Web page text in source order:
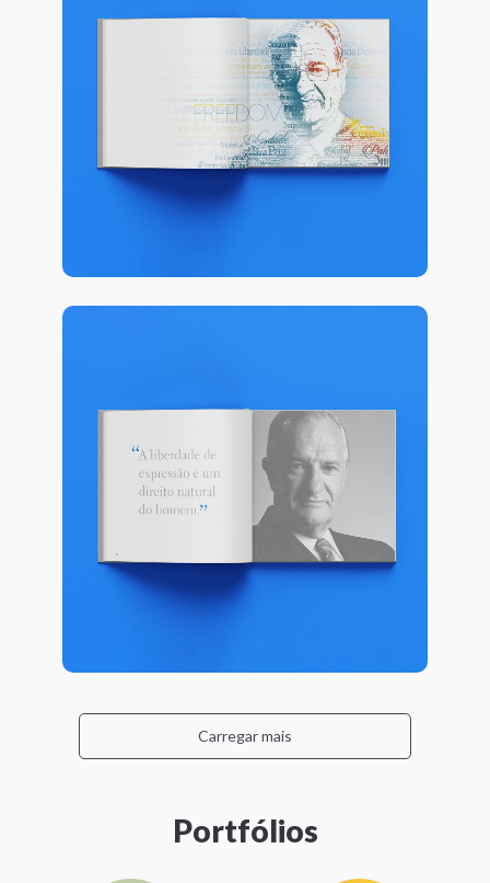
Carregar mais
Portfólios